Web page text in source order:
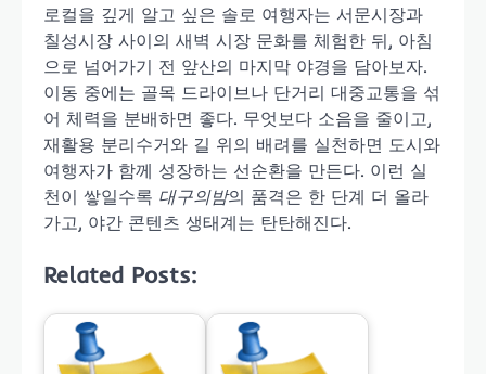
로컬을 깊게 알고 싶은 솔로 여행자는 서문시장과
칠성시장 사이의 새벽 시장 문화를 체험한 뒤, 아침
으로 넘어가기 전 앞산의 마지막 야경을 담아보자.
이동 중에는 골목 드라이브나 단거리 대중교통을 섞
어 체력을 분배하면 좋다. 무엇보다 소음을 줄이고,
재활용 분리수거와 길 위의 배려를 실천하면 도시와
여행자가 함께 성장하는 선순환을 만든다. 이런 실
천이 쌓일수록 대구의밤의 품격은 한 단계 더 올라
가고, 야간 콘텐츠 생태계는 탄탄해진다.
Related Posts: